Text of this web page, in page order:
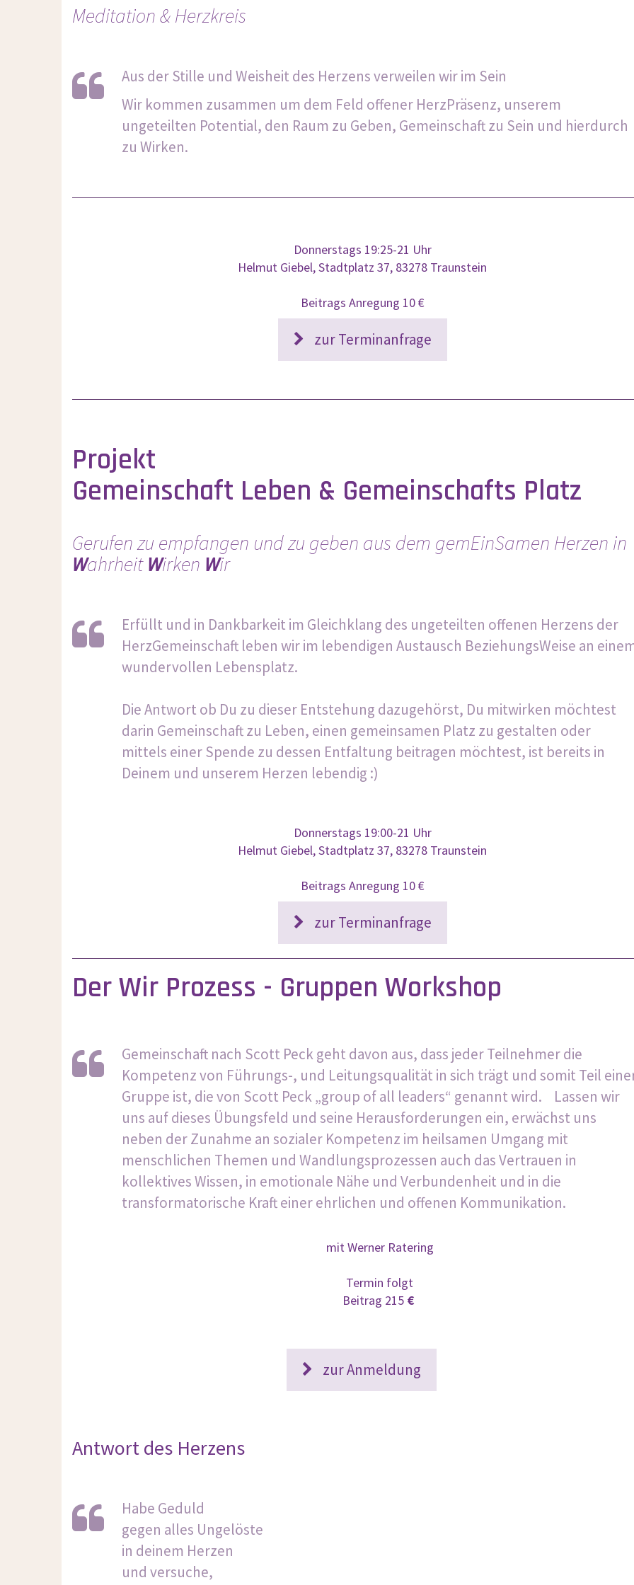
Meditation & Herzkreis
Aus der Stille und Weisheit des Herzens verweilen wir im Sein
Wir kommen zusammen um dem Feld offener HerzPräsenz, unserem
ungeteilten Potential, den Raum zu Geben, Gemeinschaft zu Sein und hierdurch
zu Wirken.
Donnerstags 19:25-21 Uhr
Helmut Giebel, Stadtplatz 37, 83278 Traunstein
Beitrags Anregung 10 €
zur Terminanfrage
Projekt
Gemeinschaft Leben & Gemeinschafts Platz
Gerufen zu empfangen und zu geben aus dem gemEinSamen Herzen in
WahrheitWirken Wir
Erfüllt und in Dankbarkeit im Gleichklang des ungeteilten offenen Herzens der
HerzGemeinschaft leben wir im lebendigen Austausch BeziehungsWeise an
wundervollen Lebensplatz.
Die Antwort ob Du zu dieser Entstehung dazugehörst, Du mitwirken möchtest
darin Gemeinschaft zu Leben, einen gemeinsamen Platz zu gestalten oder
mittels einer Spende zu dessen Entfaltung beitragen möchtest, ist bereits in
Deinem und unserem Herzen lebendig :)
Donnerstags 19:00-21 Uhr
Helmut Giebel, Stadtplatz 37, 83278 Traunstein
Beitrags Anregung 10 €
zur Terminanfrage
Der Wir Prozess - Gruppen Workshop
Gemeinschaft nach Scott Peck geht davon aus, dass jeder Teilnehmer die
Kompetenz von Führungs-, und Leitungsqualität in sich trägt und somit Teil
Gruppe ist, die von Scott Peck „group of all leaders“ genannt wird. Lassen wir
uns auf dieses Übungsfeld und seine Herausforderungen ein, erwächst uns
neben der Zunahme an sozialer Kompetenz im heilsamen Umgang mit
menschlichen Themen und Wandlungsprozessen auch das Vertrauen in
kollektives Wissen, in emotionale Nähe und Verbundenheit und in die
transformatorische Kraft einer ehrlichen und offenen Kommunikation.
mit Werner Ratering
Termin folgt
Beitrag 215 €
zur Anmeldung
Antwort des Herzens
Habe Geduld
gegen alles Ungelöste
in deinem Herzen
und versuche,